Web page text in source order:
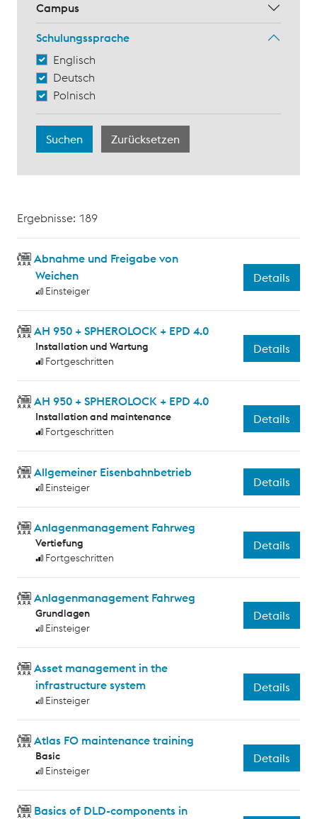
Campus
Schulungssprache
Englisch
Deutsch
Polnisch
Ergebnisse: 189
Abnahme und Freigabe von
Weichen
Einsteiger
Details
AH 950 + SPHEROLOCK + EPD 4.0
Installation und Wartung
Fortgeschritten
Details
AH 950 + SPHEROLOCK + EPD 4.0
Installation and maintenance
Fortgeschritten
Details
Allgemeiner Eisenbahnbetrieb
Einsteiger Details
Anlagenmanagement Fahrweg
Vertiefung
Fortgeschritten
Details
Anlagenmanagement Fahrweg
Grundlagen
Einsteiger
Details
Asset management in the
infrastructure system
Einsteiger
Details
Atlas FO maintenance training
Basic
Einsteiger
Details
Basics of DLD-components in